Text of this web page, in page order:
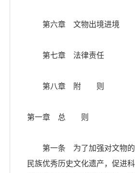
第六章 文物出境进境
第七章 法律责任
第八章 附 则
第一章 总 则
第一条 为了加强对文物的
民族优秀历史文化遗产，促进